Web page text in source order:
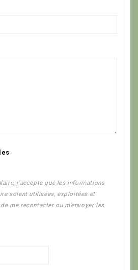
j'accepte que les informations
soient utilisées, exploitées et
me recontacter ou m'envoyer les